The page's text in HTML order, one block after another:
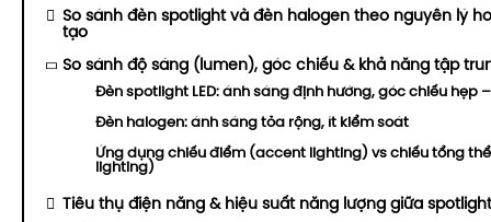
So sánh đèn spotlight và đèn halogen theo nguyên lý
tạo
So sánh độ sáng (lumen), góc chiếu & khả năng tập
Đèn spotlight LED: ánh sáng định hướng, góc chiếu hẹp
Đèn halogen: ánh sáng tỏa rộng, ít kiểm soát
Ứng dụng chiếu điểm (accent lighting) vs chiếu tổng
lighting)
Tiêu thụ điện năng & hiệu suất năng lượng giữa